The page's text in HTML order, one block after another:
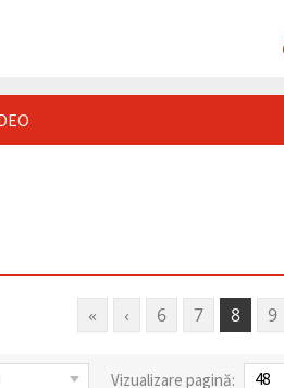
« ‹ 6 7 8 9
Vizualizare pagină: